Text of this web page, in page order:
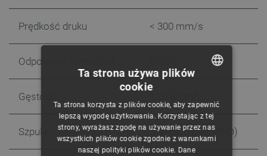
Prędkość druku < 300 mm/s
Odporność termiczna
Gęstość
Szpula Standard (bez RFID)
CZECH
ENGLISH
GERMAN
Ta strona używa plików
cookie
Ta strona korzysta z plików cookie, aby zapewnić
lepszą wygodę użytkowania. Korzystając z tej
strony, wyrażasz zgodę na używanie przez nas
wszystkich plików cookie zgodnie z warunkami
naszej polityki plików cookie. Dane